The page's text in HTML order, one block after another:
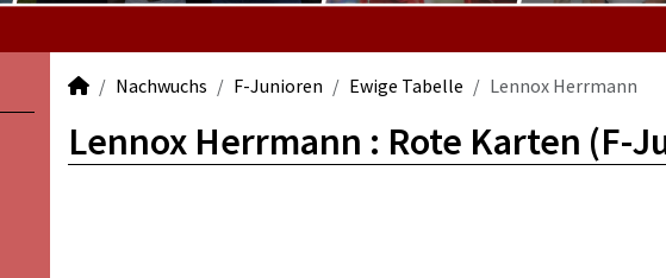
Nachwuchs F-Junioren Ewige Tabelle Lennox Herrmann
Lennox Herrmann : Rote Karten (F-